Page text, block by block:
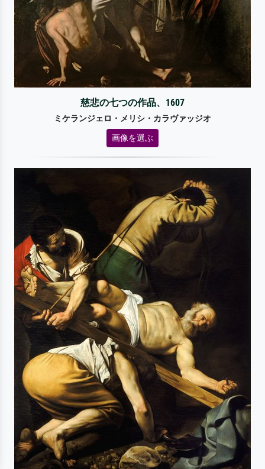
慈悲の七つの作品、1607
ミケランジェロ・メリシ・カラヴァッジオ
画像を選ぶ